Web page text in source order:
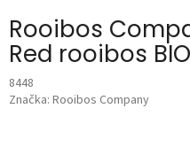
Rooibos
Red rooibos
8448
Značka: Rooibos Company